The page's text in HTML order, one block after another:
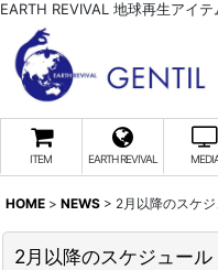
EARTH REVIVAL 地球再生アイテ
ITEM EARTH REVIVAL
HOME > NEWS > 2月以降のスケジ
2月以降のスケジュール